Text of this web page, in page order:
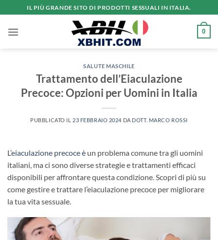
ai
contenuti
IL PIÙ GRANDE SITO DI PRODOTTI SESSUALI IN ITALIA.
0
SALUTE MASCHILE
Trattamento dell’Eiaculazione
Precoce: Opzioni per Uomini in Italia
PUBBLICATO IL 23 FEBBRAIO 2024 DA DOTT. MARCO ROSSI
L’eiaculazione precoce è un problema comune tra gli uomini
italiani, ma ci sono diverse strategie e trattamenti efficaci
disponibili per affrontare questa condizione. Scopri di più su
come gestire e trattare l’eiaculazione precoce per migliorare
la tua vita sessuale.